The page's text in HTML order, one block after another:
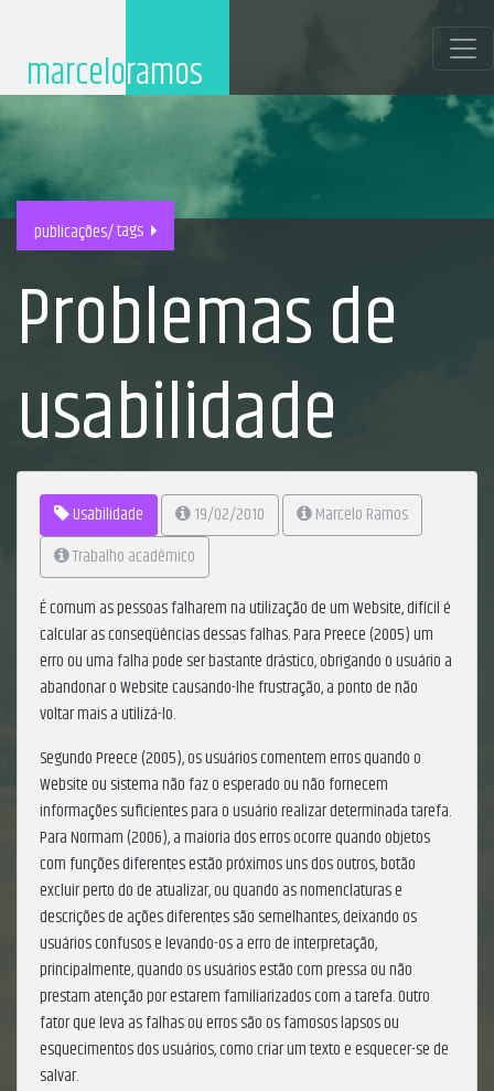
marceloramos
publicações/tags
Problemas de
usabilidade
Usabilidade 19/02/2010
Marcelo Ramos
Trabalho acadêmico
É comum as pessoas falharem na utilização de um Website, difícil é
calcular as conseqüências dessas falhas. Para Preece (2005) um
erro ou uma falha pode ser bastante drástico, obrigando o usuário a
abandonar o Website causando-lhe frustração, a ponto de não
voltar mais a utilizá-lo.
Segundo Preece (2005), os usuários comentem erros quando o
Website ou sistema não faz o esperado ou não fornecem
informações suficientes para o usuário realizar determinada tarefa.
Para Normam (2006), a maioria dos erros ocorre quando objetos
com funções diferentes estão próximos uns dos outros, botão
excluir perto do de atualizar, ou quando as nomenclaturas e
descrições de ações diferentes são semelhantes, deixando os
usuários confusos e levando-os a erro de interpretação,
principalmente, quando os usuários estão com pressa ou não
prestam atenção por estarem familiarizados com a tarefa. Outro
fator que leva as falhas ou erros são os famosos lapsos ou
esquecimentos dos usuários, como criar um texto e esquecer-se de
salvar.